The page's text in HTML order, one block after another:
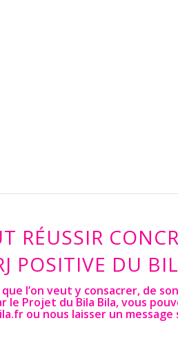
RÉUSSIR
POSITIVE DU
l’on veut y consacrer, de
le Projet du Bila Bila, vous
ou nous laisser un message